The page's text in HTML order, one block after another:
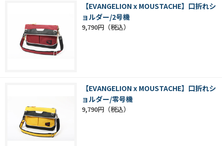
【EVANGELION x MOUSTACHE】口折れシ
ョルダー/2号機
9,790円
【EVANGELION x MOUSTACHE】口折れシ
ョルダー/零号機
9,790円